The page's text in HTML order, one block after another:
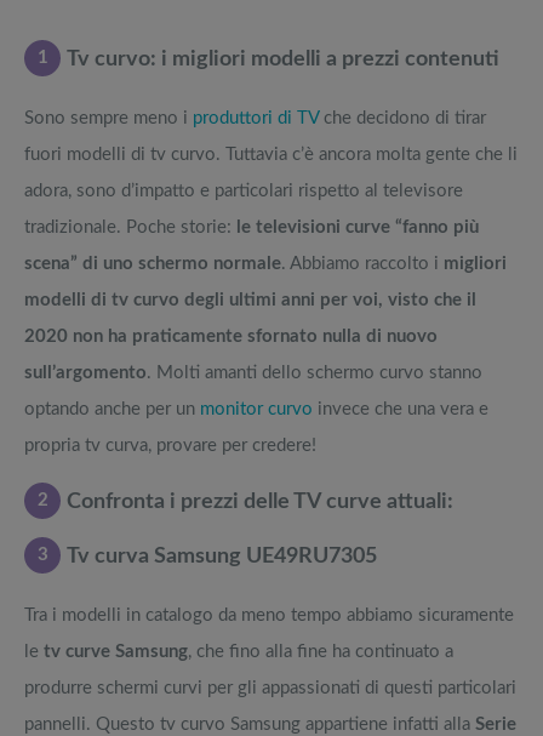
1 Tv curvo: i migliori modelli a prezzi contenuti
Sono sempre meno i produttori di TVche decidono di tirar
fuori modelli di tv curvo. Tuttavia c’è ancora molta gente che li
adora, sono d’impatto e particolari rispetto al televisore
tradizionale. Poche storie: le televisioni curve “fanno più
scena” di uno schermo normale. Abbiamo raccolto i migliori
modelli di tv curvo degli ultimi anni per voi, visto che il
2020 non ha praticamente sfornato nulla di nuovo
sull’argomento. Molti amanti dello schermo curvo stanno
optando anche per un monitor curvo invece che una vera e
propria tv curva, provare per credere!
2 Confronta i prezzi delle TV curve attuali:
3 Tv curva Samsung UE49RU7305
Tra i modelli in catalogo da meno tempo abbiamo sicuramente
le tv curve Samsung, che fino alla fine ha continuato a
produrre schermi curvi per gli appassionati di questi particolari
pannelli. Questo tv curvo Samsung appartiene infatti alla Serie